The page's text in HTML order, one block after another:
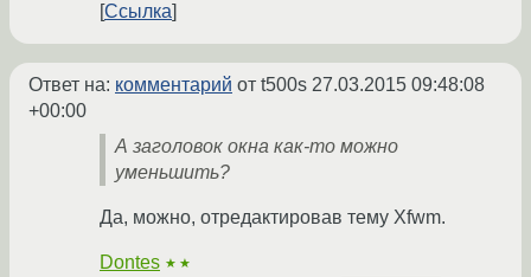
Ссылка
Ответ на: комментарий от t500s 27.03.2015 09:48:08
+00:00
А заголовок окна как-то можно
уменьшить?
Да, можно, отредактировав тему Xfwm.
Dontes ★★